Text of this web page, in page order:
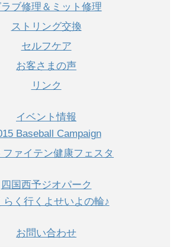
ラブ修理＆ミット修理
ストリング交換
セルフケア
お客さまの声
リンク
イベント情報
Baseball Campaign
ファイテン健康フェスタ
四国西予ジオパーク
らく行くよせいよの輪♪
お問い合わせ